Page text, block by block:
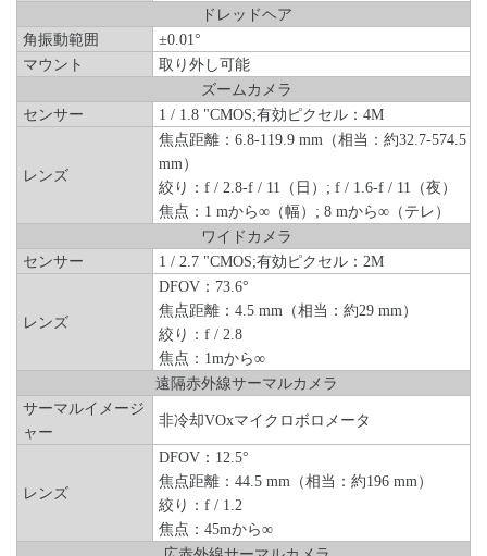
ドレッドヘア
角振動範囲
±0.01°
マウント
取り外し可能
ズームカメラ
センサー
1 / 1.8 "CMOS;有効ピクセル：4M
レンズ
焦点距離：6.8-119.9 mm（相当：約32.7-574.5
mm）
絞り：f / 2.8-f / 11（日）; f / 1.6-f / 11（夜）
焦点：1 mから∞（幅）; 8 mから∞（テレ）
ワイドカメラ
センサー
1 / 2.7 "CMOS;有効ピクセル：2M
レンズ
DFOV：73.6°
焦点距離：4.5 mm（相当：約29 mm）
絞り：f / 2.8
焦点：1mから∞
遠隔赤外線サーマルカメラ
サーマルイメージ
ャー
非冷却VOxマイクロボロメータ
レンズ
DFOV：12.5°
焦点距離：44.5 mm（相当：約196 mm）
絞り：f / 1.2
焦点：45mから∞